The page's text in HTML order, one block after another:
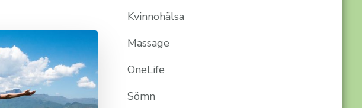
Kvinnohälsa
Massage
OneLife
Sömn